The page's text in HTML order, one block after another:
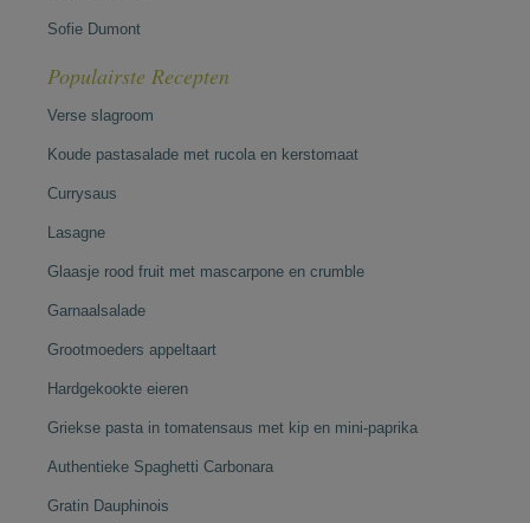
Sofie Dumont
Populairste Recepten
Verse slagroom
Koude pastasalade met rucola en kerstomaat
Currysaus
Lasagne
Glaasje rood fruit met mascarpone en crumble
Garnaalsalade
Grootmoeders appeltaart
Hardgekookte eieren
Griekse pasta in tomatensaus met kip en mini-paprika
Authentieke Spaghetti Carbonara
Gratin Dauphinois